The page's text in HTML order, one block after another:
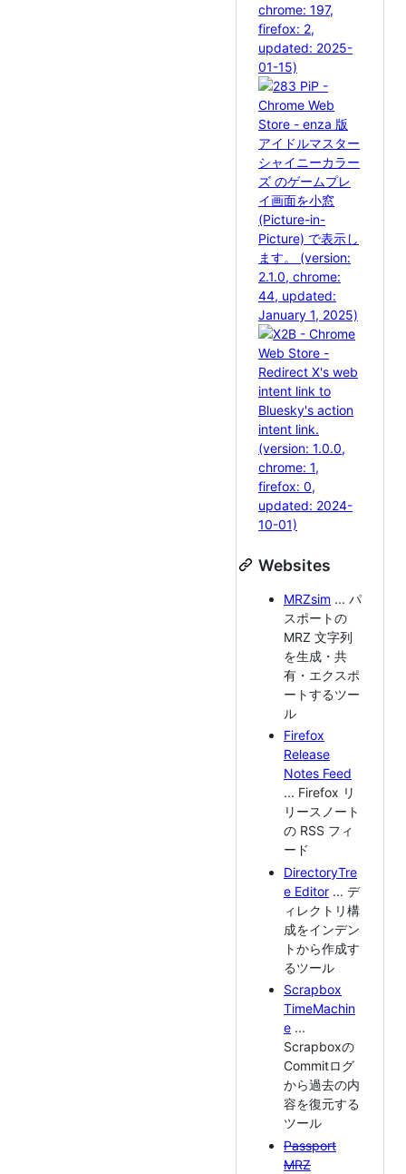
Websites
MRZsim ... パ
スポートの
MRZ 文字列
を生成・共
有・エクスポ
ートするツー
ル
Firefox
Release
Notes Feed
... Firefox リ
リースノート
の RSS フィ
ード
DirectoryTre
e Editor ... デ
ィレクトリ構
成をインデン
トから作成す
るツール
Scrapbox
TimeMachin
e ...
Scrapboxの
Commitログ
から過去の内
容を復元する
ツール
Passport
MRZ